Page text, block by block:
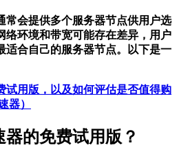
常会提供多个服务器节点供用户选
络环境和带宽可能存在差异，用户
适合自己的服务器节点。以下是一
试用版，以及如何评估是否值得购
器）
器的免费试用版？